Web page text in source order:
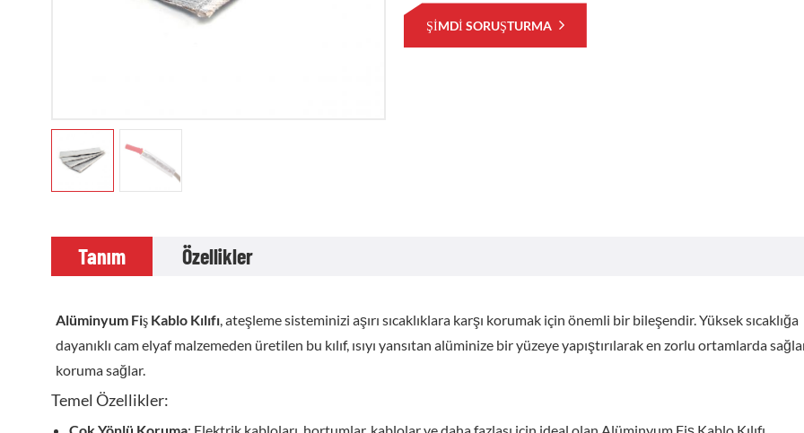
ŞIMDI SORUŞTURMA
Tanım Özellikler
Alüminyum Fiş Kablo Kılıfı, ateşleme sisteminizi aşırı sıcaklıklara karşı korumak için önemli bir bileşendir. Yüksek sıcaklığa
dayanıklı cam elyaf malzemeden üretilen bu kılıf, ısıyı yansıtan alüminize bir yüzeye yapıştırılarak en zorlu ortamlarda
koruma sağlar.
Temel Özellikler: